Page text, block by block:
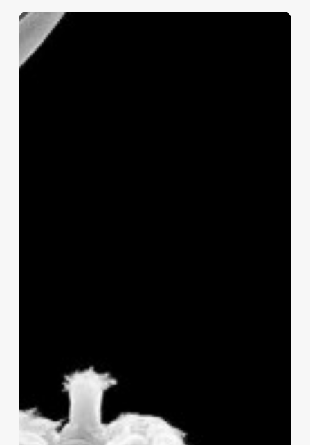
Ніякого
40
мільйонів